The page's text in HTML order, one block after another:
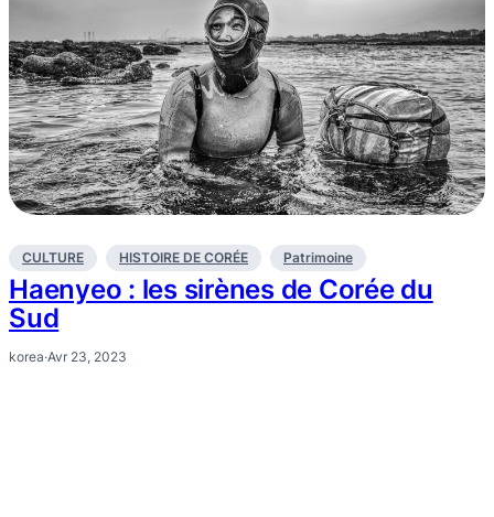
CULTURE HISTOIRE DE CORÉE Patrimoine
Haenyeo : les sirènes de Corée du
Sud
korea·Avr 23, 2023